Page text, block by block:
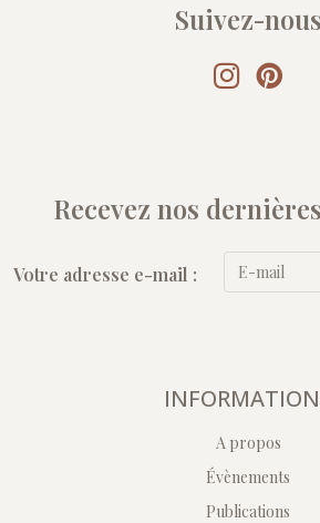
Suivez-nous
Recevez nos
Votre adresse e-mail :
A propos
Évènements
Publications